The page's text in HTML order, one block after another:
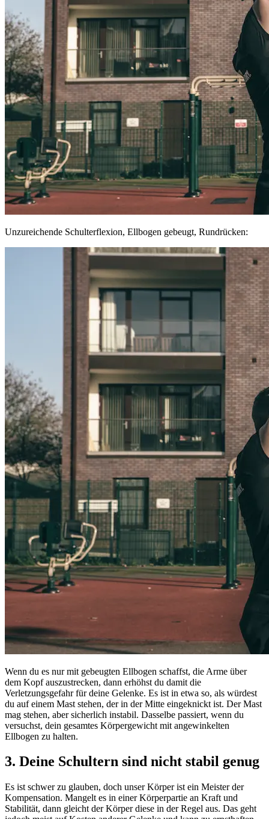
Unzureichende Schulterflexion, Ellbogen gebeugt, Rundrücken:
Wenn du es nur mit gebeugten Ellbogen schaffst, die Arme über
dem Kopf auszustrecken, dann erhöhst du damit die
Verletzungsgefahr für deine Gelenke. Es ist in etwa so, als würdest
du auf einem Mast stehen, der in der Mitte eingeknickt ist. Der Mast
mag stehen, aber sicherlich instabil. Dasselbe passiert, wenn du
versuchst, dein gesamtes Körpergewicht mit angewinkelten
Ellbogen zu halten.
3. Deine Schultern sind nicht stabil genug
Es ist schwer zu glauben, doch unser Körper ist ein Meister der
Kompensation. Mangelt es in einer Körperpartie an Kraft und
Stabilität, dann gleicht der Körper diese in der Regel aus. Das geht